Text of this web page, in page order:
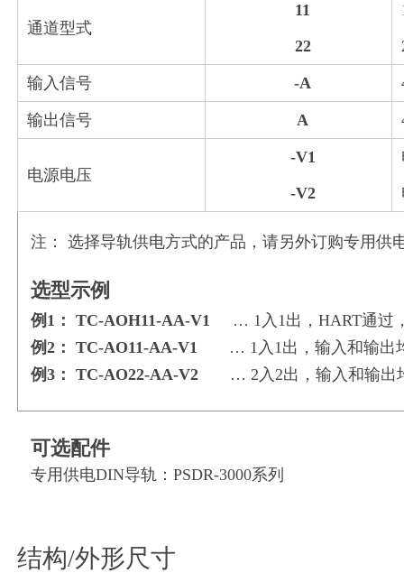
通道型式
11
22
输入信号 -A
输出信号 A
电源电压
-V1
-V2
可选配件
专用供电DIN导轨：PSDR-3000系列
注： 选择导轨供电方式的产品，请另外订购专用供
选型示例
例1： TC-AOH11-AA-V1
… 1入1出，HART通过
例2： TC-AO11-AA-V1
… 1入1出，输入和输出
例3： TC-AO22-AA-V2
… 2入2出，输入和输出
结构/外形尺寸